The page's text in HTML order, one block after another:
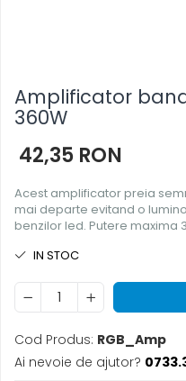
Amplificator
360W
42,35 RON
Acest amplificator preia
mai departe evitand o
benzilor led. Putere maxima
IN STOC
Cod Produs: RGB_Amp
Ai nevoie de ajutor?